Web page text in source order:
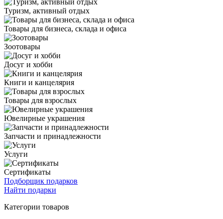
Туризм, активный отдых
Товары для бизнеса, склада и офиса
Зоотовары
Досуг и хобби
Книги и канцелярия
Товары для взрослых
Ювелирные украшения
Запчасти и принадлежности
Услуги
Сертификаты
Подборщик подарков
Найти подарки
Категории товаров